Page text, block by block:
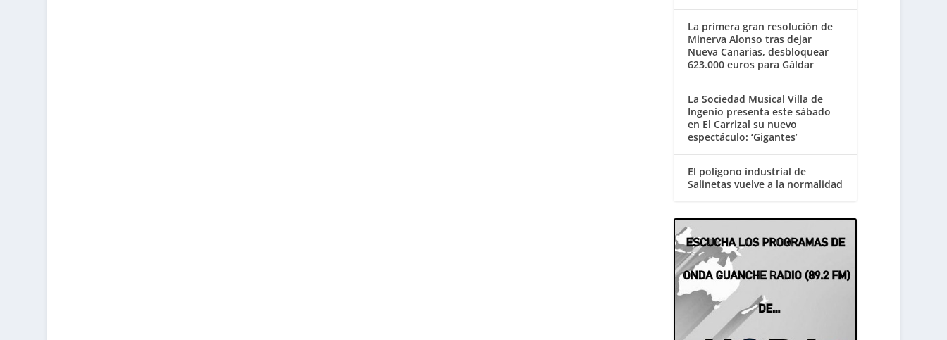
La primera gran resolución de
Minerva Alonso tras dejar
Nueva Canarias, desbloquear
623.000 euros para Gáldar
La Sociedad Musical Villa de
Ingenio presenta este sábado
en El Carrizal su nuevo
espectáculo: ‘Gigantes’
El polígono industrial de
Salinetas vuelve a la normalidad